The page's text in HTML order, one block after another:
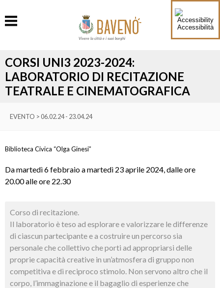
Accessibilità
Vivere la città e i suoi borghi
CORSI UNI3 2023-2024:
LABORATORIO DI RECITAZIONE
TEATRALE E CINEMATOGRAFICA
EVENTO > 06.02.24 - 23.04.24
Biblioteca Civica “Olga Ginesi”
Da martedì 6 febbraio a martedì 23 aprile 2024, dalle ore
20.00 alle ore 22.30
Corso di recitazione.
Il laboratorio è teso ad esplorare e valorizzare le differenze
di ciascun partecipante e a costruire un percorso sia
personale che collettivo che porti ad appropriarsi delle
proprie capacità creative in un’atmosfera di gruppo non
competitiva e di reciproco stimolo. Non servono altro che il
corpo, l’immaginazione e il bagaglio di esperienze che